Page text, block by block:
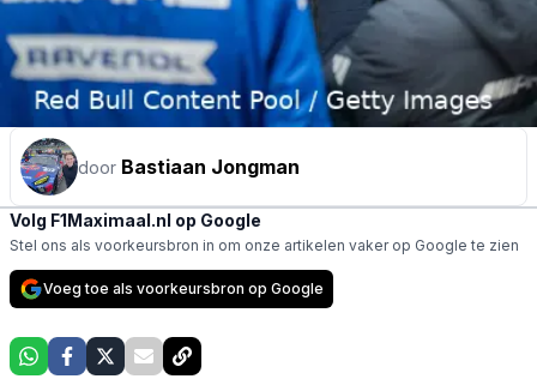
door Bastiaan Jongman
Volg F1Maximaal.nl op Google
Stel ons als voorkeursbron in om onze artikelen vaker op Google te zien
Voeg toe als voorkeursbron op Google